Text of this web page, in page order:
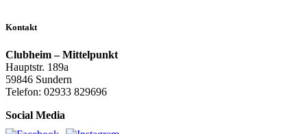
Kontakt
Clubheim – Mittelpunkt
Hauptstr. 189a
59846 Sundern
Telefon: 02933 829696
Social Media